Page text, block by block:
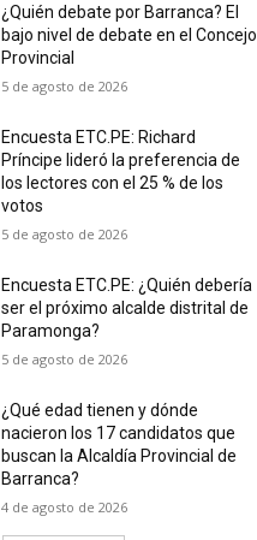
¿Quién debate por Barranca? El
bajo nivel de debate en el Concejo
Provincial
5 de agosto de 2026
Encuesta ETC.PE: Richard
Príncipe lideró la preferencia de
los lectores con el 25 % de los
votos
5 de agosto de 2026
Encuesta ETC.PE: ¿Quién debería
ser el próximo alcalde distrital de
Paramonga?
5 de agosto de 2026
¿Qué edad tienen y dónde
nacieron los 17 candidatos que
buscan la Alcaldía Provincial de
Barranca?
4 de agosto de 2026